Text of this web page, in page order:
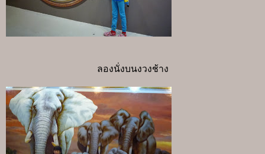
ลองนั่งบนงวงช้าง